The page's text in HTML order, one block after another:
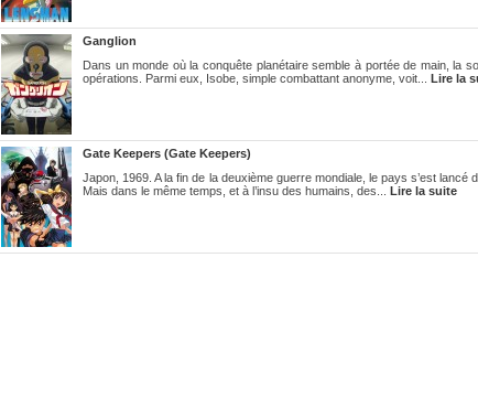
Ganglion
Dans un monde où la conquête planétaire semble à portée de main, la
opérations. Parmi eux, Isobe, simple combattant anonyme, voit... Lire la
Gate Keepers (Gate Keepers)
Japon, 1969. A la fin de la deuxième guerre mondiale, le pays s’est
Mais dans le même temps, et à l’insu des humains, des... Lire la suite